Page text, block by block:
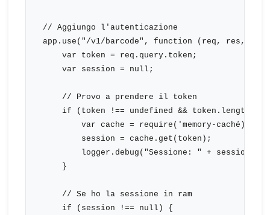
// Aggiungo l'autenticazione
app.use("/v1/barcode", function (req, res,
    var token = req.query.token;
    var session = null;
    // Provo a prendere il token
if (token !== undefined && token.length
        var cache = require('memory-caché);
        session = cache.get(token);
        logger.debug("Sessione: " + session);
    }
    // Se ho la sessione in ram
    if (session !== null) {